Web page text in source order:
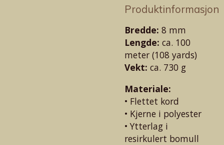
Produktinformasjon
Bredde: 8 mm
Lengde: ca. 100
meter (108 yards)
Vekt: ca. 730 g
Materiale:
• Flettet kord
• Kjerne i polyester
• Ytterlag i
resirkulert bomull